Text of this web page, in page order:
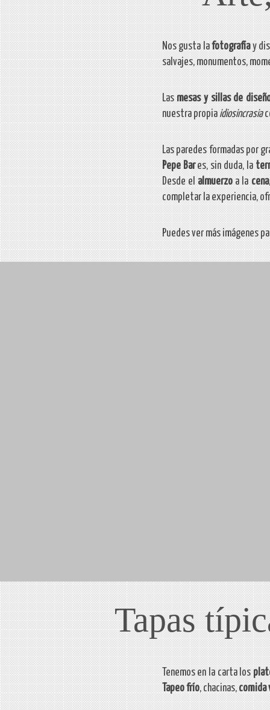
Nos gusta lafotografíay
salvajes, monumentos,
Las mesas y sillas de
nuestra propia idiosincrasia
Las paredes formadas por
Pepe Bares, sin duda, la
Desde el almuerzo a la cena
completar la experiencia,
Puedes ver más imágenes
Tapas
Tenemos en la carta los
Tapeo frío, chacinas, comida